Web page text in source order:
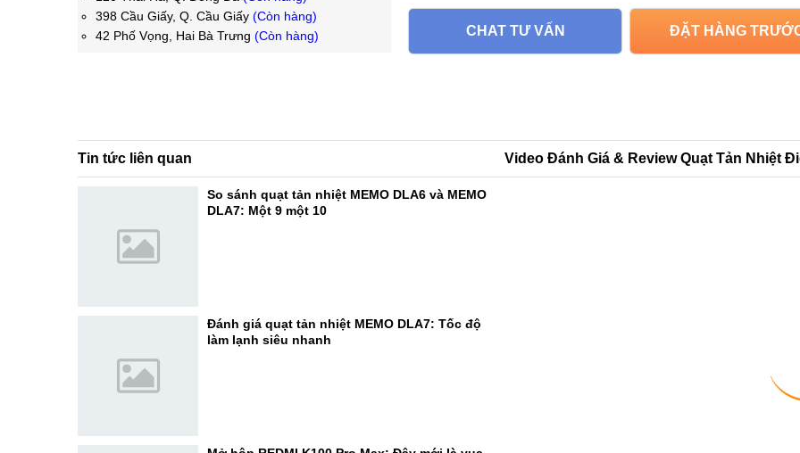
398 Cầu Giấy, Q. Cầu Giấy (Còn hàng)
42 Phố Vọng, Hai Bà Trưng (Còn hàng) CHAT TƯ VẤN ĐẶT HÀNG
Tin tức liên quan
So sánh quạt tản nhiệt MEMO DLA6 và MEMO
DLA7: Một 9 một 10
Đánh giá quạt tản nhiệt MEMO DLA7: Tốc độ
làm lạnh siêu nhanh
Video Đánh Giá & Review Quạt Tản Nhiệt